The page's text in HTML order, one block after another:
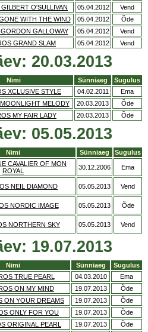
O'SULLIVAN 05.04.2012
Vend
WITH THE WIND 05.04.2012
Õde
GALLOWAY 05.04.2012
Vend
GRAND SLAM 05.04.2012 Vend
20.03.2013
Nimi Sünniaeg
Sugulus
XCLUSIVE STYLE 04.02.2011
Ema
MELODY 20.03.2013
Õde
MY FAIR LADY 20.03.2013 Õde
05.05.2013
Nimi Sünniaeg
Sugulus
CAVALIER OF MON
ROYAL
30.12.2006 Ema
NEIL DIAMOND 05.05.2013 Vend
NORDIC IMAGE 05.05.2013 Õde
NORTHERN SKY 05.05.2013 Vend
19.07.2013
Nimi Sünniaeg
Sugulus
TRUE PEARL 04.03.2010
Ema
ON MY MIND 19.07.2013
Õde
ON YOUR DREAMS 19.07.2013
Õde
ONLY FOR YOU 19.07.2013
Õde
ORIGINAL PEARL 19.07.2013
Õde